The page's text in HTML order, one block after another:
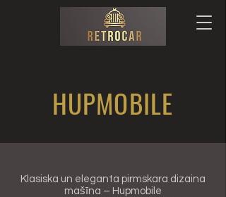
HUPMOBILE
Klasiska un eleganta pirmskara dizaina
mašīna – Hupmobile